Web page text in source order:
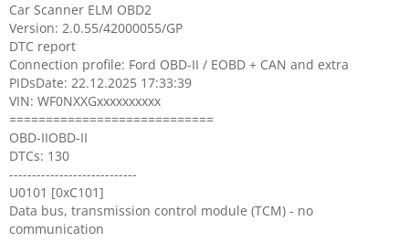
Car Scanner ELM OBD2
Version: 2.0.55/42000055/GP
DTC report
Connection profile: Ford OBD-II / EOBD + CAN and extra
PIDsDate: 22.12.2025 17:33:39
VIN: WF0NXXGxxxxxxxxxx
============================
OBD-IIOBD-II
DTCs: 130
----------------------------
U0101 [0xC101]
Data bus, transmission control module (TCM) - no
communication